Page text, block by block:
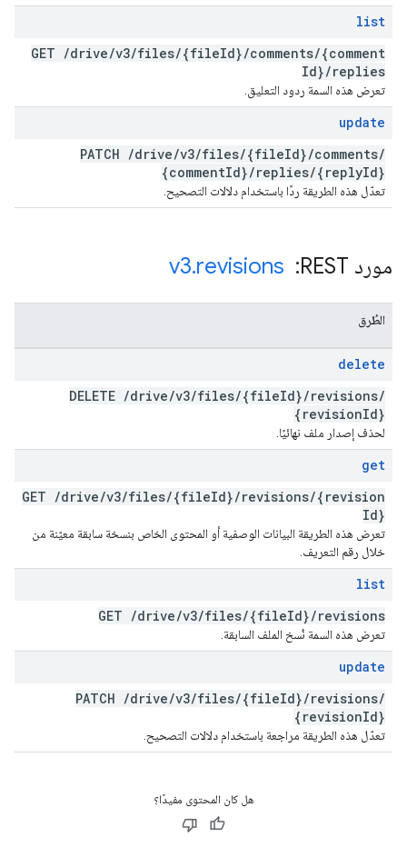
list
GET /drive/v3/files/{fileId}/comments/{comment
Id}/replies
تعرض هذه السمة ردود التعليق.
update
PATCH /drive/v3/files/{fileId}/comments/
{commentId}/replies/{replyId}
تعدّل هذه الطريقة ردًا باستخدام دلالات التصحيح.
مورد REST: ‏ v3.revisions
الطُرق
delete
DELETE /drive/v3/files/{fileId}/revisions/
{revisionId}
لحذف إصدار ملف نهائيًا.
get
GET /drive/v3/files/{fileId}/revisions/{revision
Id}
تعرض هذه الطريقة البيانات الوصفية أو المحتوى الخاص بنسخة سابقة معيّنة من
خلال رقم التعريف.
list
GET /drive/v3/files/{fileId}/revisions
تعرض هذه السمة نُسخ الملف السابقة.
update
PATCH /drive/v3/files/{fileId}/revisions/
{revisionId}
تعدّل هذه الطريقة مراجعة باستخدام دلالات التصحيح.
هل كان المحتوى مفيدًا؟